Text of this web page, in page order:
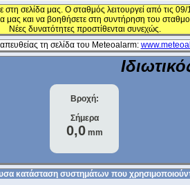
στη σελίδα μας. Ο σταθμός λειτουργεί από τις
μας και να βοηθήσετε στη συντήρηση του
Νέες δυνατότητες προστίθενται συνεχώς.
τη σελίδα του Meteoalarm:
Βροχή:
Σήμερα
0,0mm
κατάσταση συστημάτων που